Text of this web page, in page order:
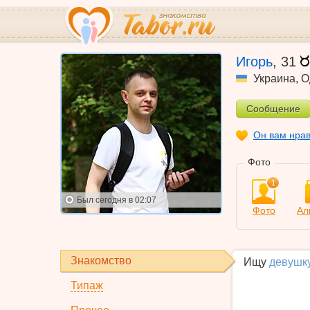
Был сегодня в 02:07
Игорь, 31
Украина,
Сообщение
Он вам
Фото
1
Фото
Знакомство
Типаж
Ищу